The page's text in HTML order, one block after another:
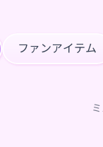
ファンアイテム